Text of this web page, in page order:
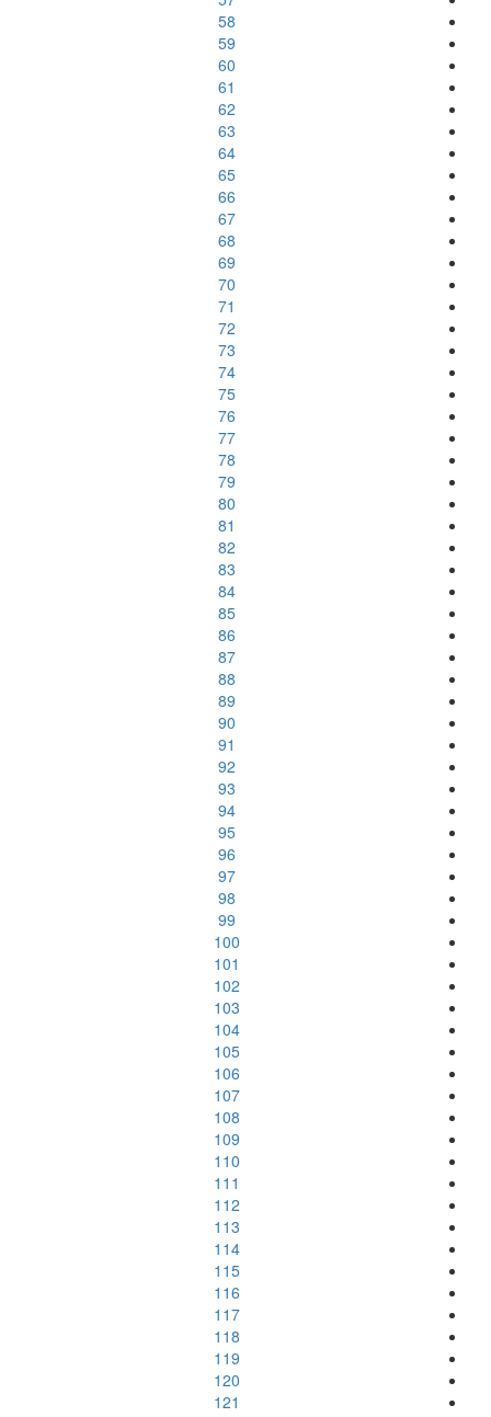
58
59
60
61
62
63
64
65
66
67
68
69
70
71
72
73
74
75
76
77
78
79
80
81
82
83
84
85
86
87
88
89
90
91
92
93
94
95
96
97
98
99
100
101
102
103
104
105
106
107
108
109
110
111
112
113
114
115
116
117
118
119
120
121